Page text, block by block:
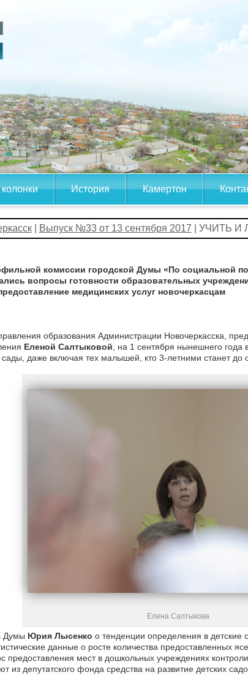
История Камертон
| Выпуск №33 от 13 сентября 2017 | УЧИТЬ И
комиссии городской Думы «По социальной
вопросы готовности образовательных
медицинских услуг новочеркасцам
образования Администрации Новочеркасска,
Еленой Салтыковой, на 1 сентября нынешнего года
сады, даже включая тех малышей, кто 3-летними станет до
Елена Салтыкова
Думы Юрия Лысенко о тенденции определения в
данные о росте количества предоставленных
предоставления мест в дошкольных учреждениях
из депутатского фонда средства на развитие детских